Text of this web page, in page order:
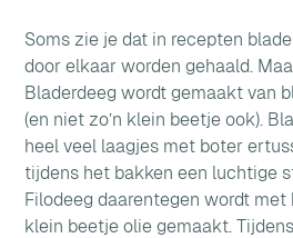
Soms zie je dat in recepten
door elkaar worden gehaald.
Bladerdeeg wordt gemaakt van
(en niet zo’n klein beetje ook).
heel veel laagjes met boter
tijdens het bakken een luchtige
Filodeeg daarentegen wordt met
klein beetje olie gemaakt.